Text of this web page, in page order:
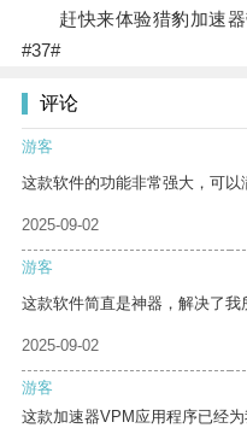
赶快来体验猎豹加速器
#37#
评论
游客
这款软件的功能非常强大，可以
2025-09-02
游客
这款软件简直是神器，解决了我
2025-09-02
游客
这款加速器VPM应用程序已经